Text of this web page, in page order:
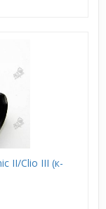
II/Clio III (к-